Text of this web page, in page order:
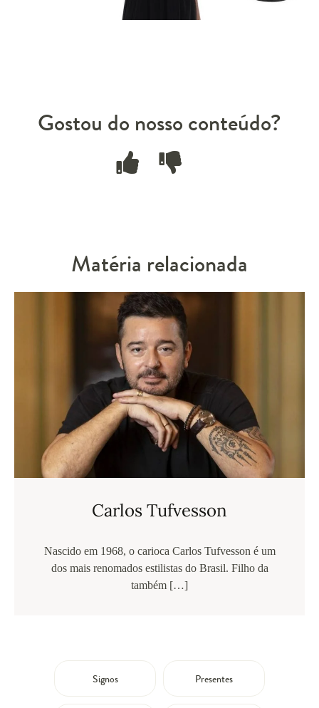
Gostou do nosso conteúdo?
Matéria relacionada
Carlos Tufvesson
Nascido em 1968, o carioca Carlos Tufvesson é um
dos mais renomados estilistas do Brasil. Filho da
também […]
Signos Presentes